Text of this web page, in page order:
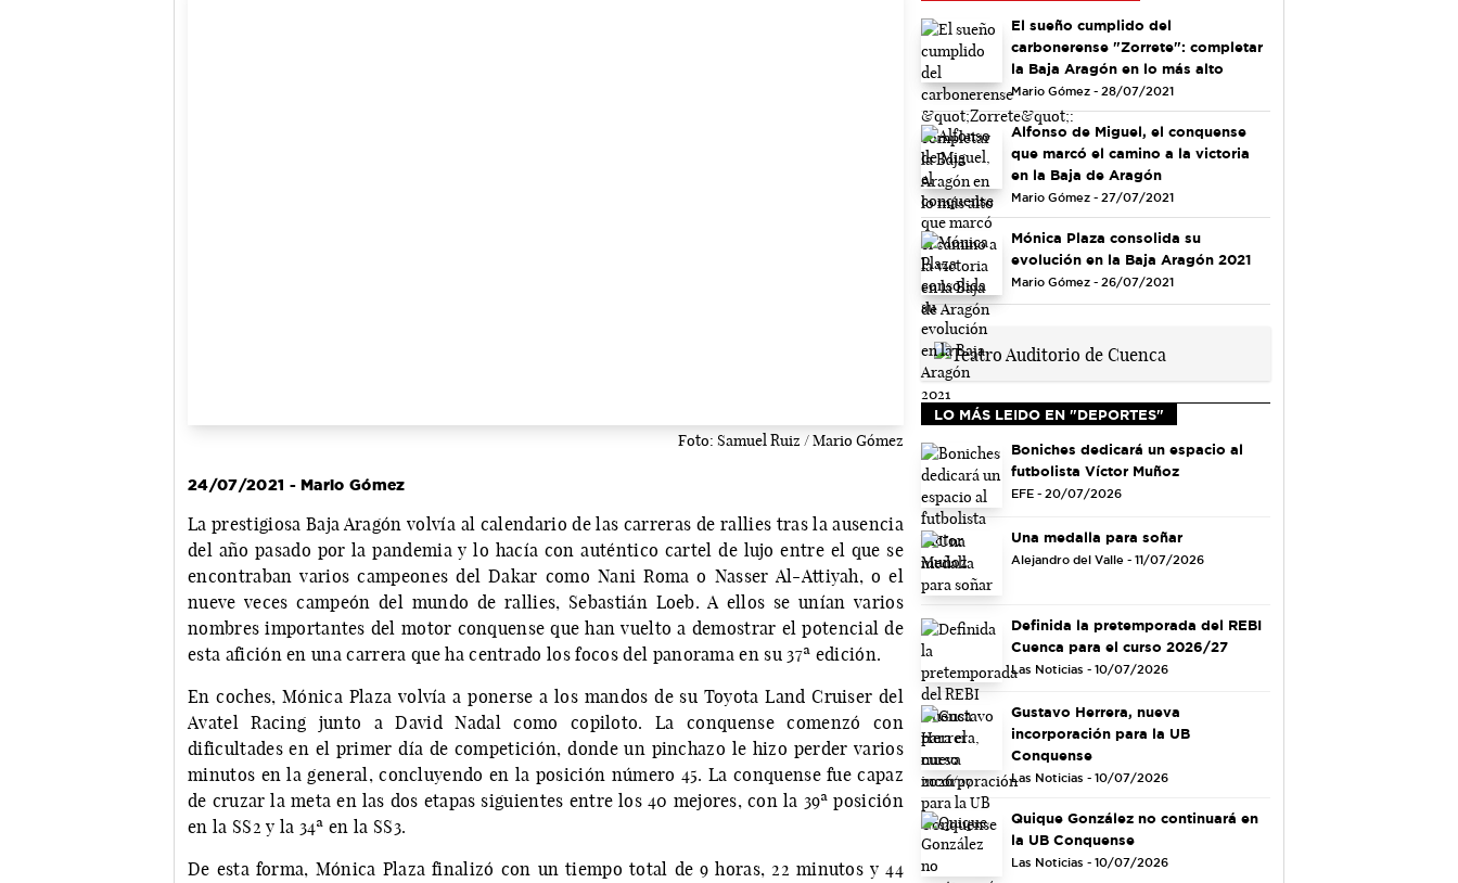
Foto: Samuel Ruiz / Mario Gómez
24/07/2021 - Mario Gómez
La prestigiosa Baja Aragón volvía al calendario de las carreras de rallies tras la ausencia
del año pasado por la pandemia y lo hacía con auténtico cartel de lujo entre el que se
encontraban varios campeones del Dakar como Nani Roma o Nasser Al-Attiyah, o el
nueve veces campeón del mundo de rallies, Sebastián Loeb. A ellos se unían varios
nombres importantes del motor conquense que han vuelto a demostrar el potencial de
esta afición en una carrera que ha centrado los focos del panorama en su 37ª edición.
En coches, Mónica Plaza volvía a ponerse a los mandos de su Toyota Land Cruiser del
Avatel Racing junto a David Nadal como copiloto. La conquense comenzó con
dificultades en el primer día de competición, donde un pinchazo le hizo perder varios
minutos en la general, concluyendo en la posición número 45. La conquense fue capaz
de cruzar la meta en las dos etapas siguientes entre los 40 mejores, con la 39ª posición
en la SS2 y la 34ª en la SS3.
De esta forma, Mónica Plaza finalizó con un tiempo total de 9 horas, 22 minutos y 44
El sueño cumplido del
carbonerense "Zorrete": completar
la Baja Aragón en lo más alto
Mario Gómez - 28/07/2021
Alfonso de Miguel, el conquense
que marcó el camino a la victoria
en la Baja de Aragón
Mario Gómez - 27/07/2021
Mónica Plaza consolida su
evolución en la Baja Aragón 2021
Mario Gómez - 26/07/2021
LO MÁS LEIDO EN "DEPORTES"
Boniches dedicará un espacio al
futbolista Víctor Muñoz
EFE - 20/07/2026
Una medalla para soñar
Alejandro del Valle - 11/07/2026
Definida la pretemporada del REBI
Cuenca para el curso 2026/27
Las Noticias - 10/07/2026
Gustavo Herrera, nueva
incorporación para la UB
Conquense
Las Noticias - 10/07/2026
Quique González no continuará en
la UB Conquense
Las Noticias - 10/07/2026